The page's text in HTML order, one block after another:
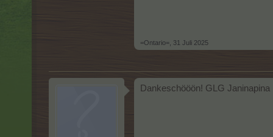
=Ontario= 31 Juli 2025
Dankeschööön! GLG Janinapina